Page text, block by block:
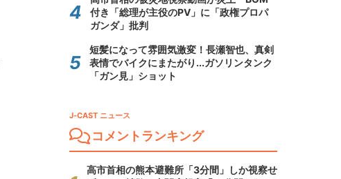
付き「総理が主役のPV」に「政権プロパ
ガンダ」批判
短髪になって雰囲気激変！長瀬智也、真剣
表情でバイクにまたがり...ガソリンタンク
「ガン見」ショット
J-CAST ニュース
コメントランキング
高市首相の熊本避難所「3分間」しか視察せ